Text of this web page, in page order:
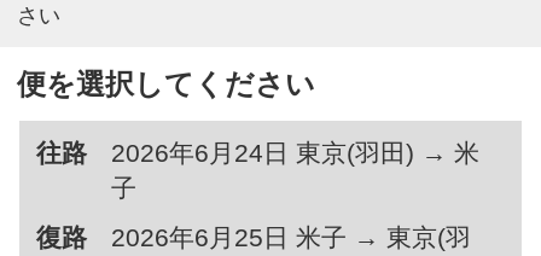
さい
便を選択してください
往路
2026年6月24日 東京(羽田) → 米
子
復路
2026年6月25日 米子 → 東京(羽